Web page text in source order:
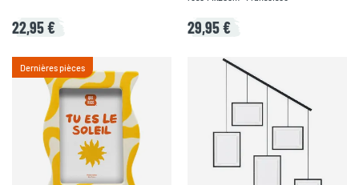
22,95 € 29,95 €
Dernières pièces